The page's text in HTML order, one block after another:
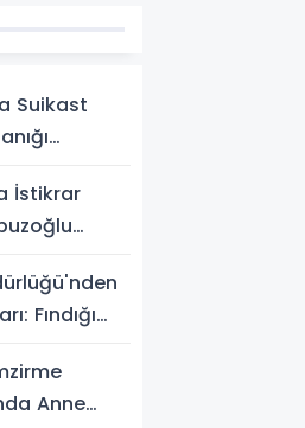
Suikast
İstikrar
Fındığı
Anne